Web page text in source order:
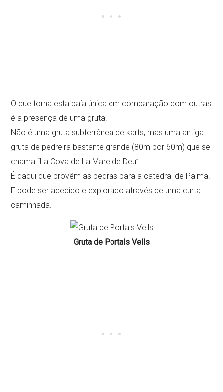
O que torna esta baía única em comparação com outras
é a presença de uma gruta.
Não é uma gruta subterrânea de karts, mas uma antiga
gruta de pedreira bastante grande (80m por 60m) que se
chama “La Cova de La Mare de Deu”.
É daqui que provêm as pedras para a catedral de Palma.
E pode ser acedido e explorado através de uma curta
caminhada.
Gruta de Portals Vells